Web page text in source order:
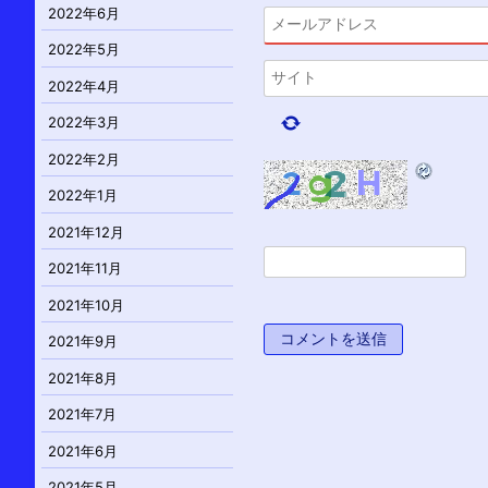
2022年6月
2022年5月
2022年4月
2022年3月
2022年2月
2022年1月
2021年12月
2021年11月
2021年10月
2021年9月
2021年8月
2021年7月
2021年6月